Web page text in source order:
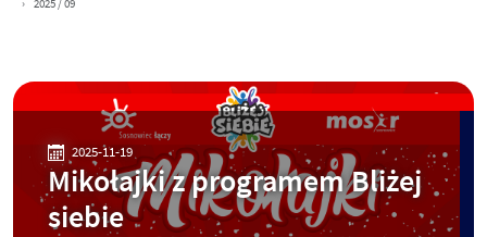
2025 / 09
2025-11-19
Mikołajki z programem Bliżej
siebie